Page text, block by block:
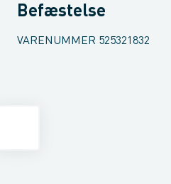
Befæstelse
VARENUMMER 525321832